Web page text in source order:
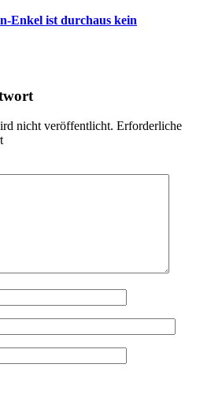
Enkel ist durchaus kein
nicht veröffentlicht. Erforderliche